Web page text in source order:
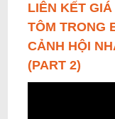
LIÊN KẾT GIÁ
TÔM TRONG
CẢNH HỘI
(PART 2)